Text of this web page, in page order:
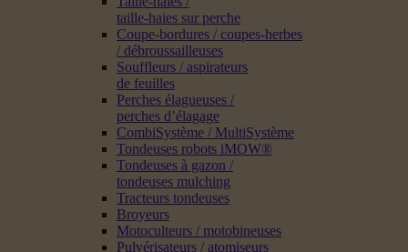
taille-haies sur perche
Coupe-bordures / coupes-herbes
/ débroussailleuses
Souffleurs / aspirateurs
de feuilles
Perches élagueuses /
perches d’élagage
CombiSystème / MultiSystème
Tondeuses robots iMOW®
Tondeuses à gazon /
tondeuses mulching
Tracteurs tondeuses
Broyeurs
Motoculteurs / motobineuses
Pulvérisateurs / atomiseurs